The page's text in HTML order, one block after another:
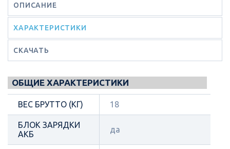
ОПИСАНИЕ
ХАРАКТЕРИСТИКИ
СКАЧАТЬ
ОБЩИЕ ХАРАКТЕРИСТИКИ
ВЕС БРУТТО (КГ) 18
БЛОК ЗАРЯДКИ
АКБ
да